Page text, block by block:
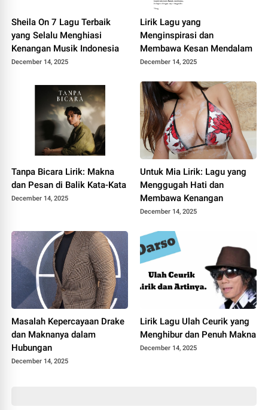
Sheila On 7 Lagu Terbaik
yang Selalu Menghiasi
Kenangan Musik Indonesia
December 14, 2025
Lirik Lagu yang
Menginspirasi dan
Membawa Kesan Mendalam
December 14, 2025
Tanpa Bicara Lirik: Makna
dan Pesan di Balik Kata-Kata
December 14, 2025
Untuk Mia Lirik: Lagu yang
Menggugah Hati dan
Membawa Kenangan
December 14, 2025
Masalah Kepercayaan Drake
dan Maknanya dalam
Hubungan
December 14, 2025
Lirik Lagu Ulah Ceurik yang
Menghibur dan Penuh Makna
December 14, 2025